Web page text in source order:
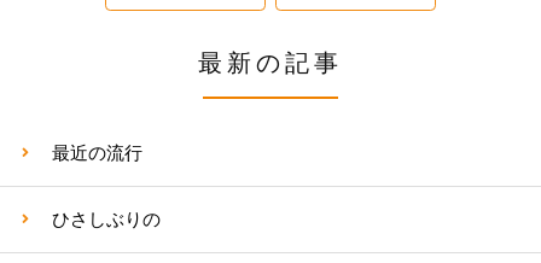
最新の記事
最近の流行
ひさしぶりの